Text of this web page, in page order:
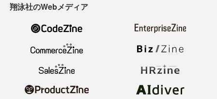
翔泳社のWebメディア